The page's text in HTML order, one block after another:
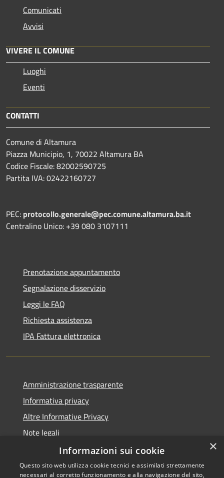
Comunicati
Avvisi
VIVERE IL COMUNE
Luoghi
Eventi
CONTATTI
Comune di Altamura
Piazza Municipio, 1, 70022 Altamura BA
Codice Fiscale: 82002590725
Partita IVA: 02422160727
PEC: protocollo.generale@pec.comune.altamura.ba.it
Centralino Unico: +39 080 3107111
Prenotazione appuntamento
Segnalazione disservizio
Leggi le FAQ
Richiesta assistenza
IPA Fattura elettronica
Amministrazione trasparente
Informativa privacy
Altre Informative Privacy
Note legali
Dichiarazione di accessibilità
×
Informazioni sui cookie
Questo sito web utilizza cookie tecnici e assimilati strettamente
necessari al corretto funzionamento e alla navigazione del sito,